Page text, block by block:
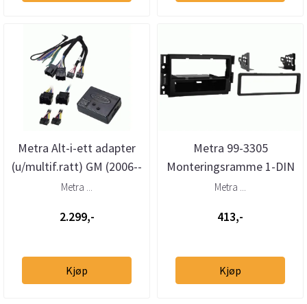
Metra Alt-i-ett adapter
(u/multif.ratt) GM (2006--
>)
Metra ...
2.299,-
Kjøp
Metra 99-3305
Monteringsramme 1-DIN
GM Multikit (2006 -->)
Metra ...
413,-
Kjøp